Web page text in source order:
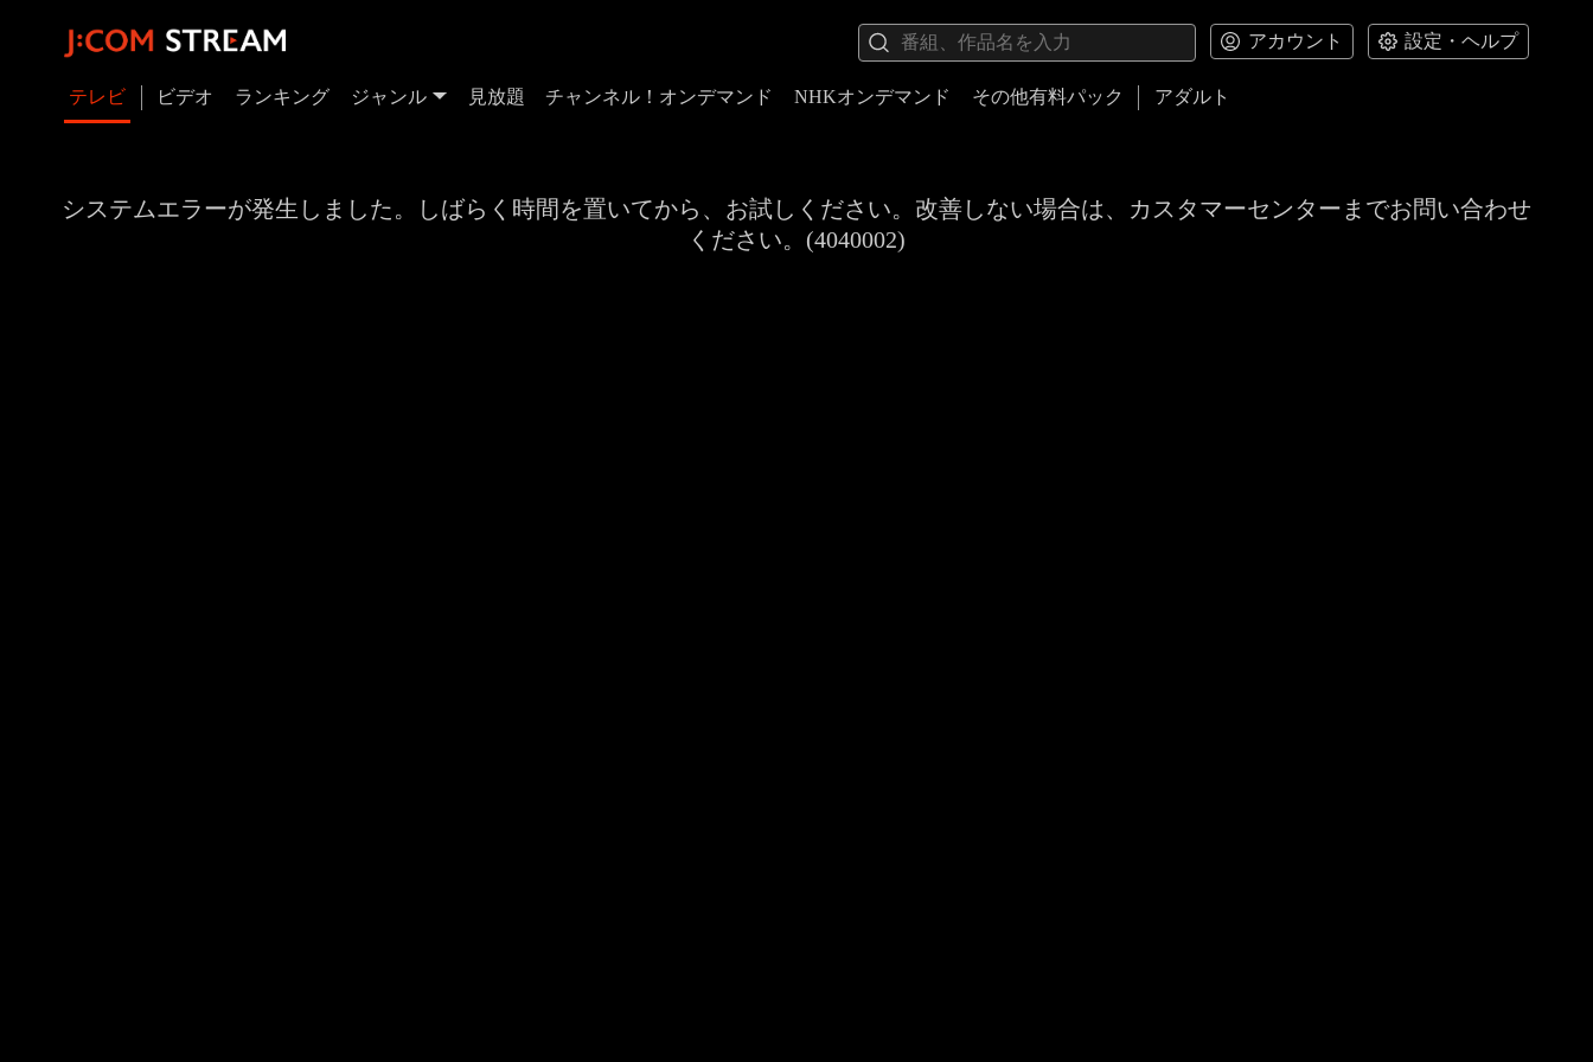
アカウント 設定・ヘルプ
テレビ ビデオ ランキング ジャンル 見放題 チャンネル！オンデマンド NHKオンデマンド その他有料パック アダルト
システムエラーが発生しました。しばらく時間を置いてから、お試しください。改善しない場合は、カスタマーセンターまでお問い合わせ
ください。(4040002)